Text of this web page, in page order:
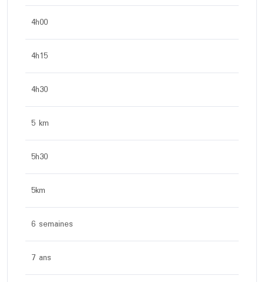
4h00
4h15
4h30
5 km
5h30
5km
6 semaines
7 ans